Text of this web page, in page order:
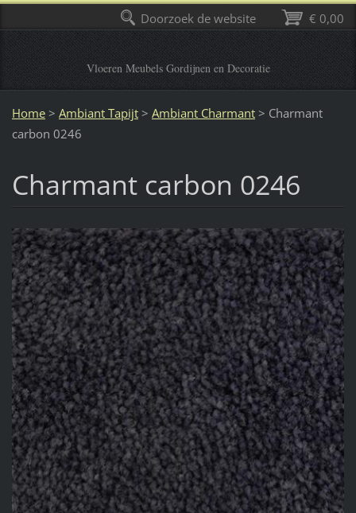
Vloeren Meubels Gordijnen en Decoratie
Home > Ambiant Tapijt > Ambiant Charmant > Charmant
carbon 0246
Charmant carbon 0246
€ 0,00
Doorzoek de website